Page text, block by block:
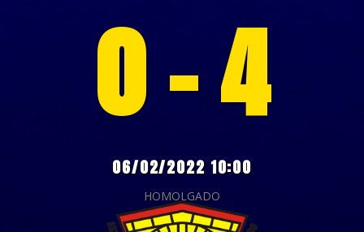
0 - 4
06/02/2022 10:00
HOMOLGADO